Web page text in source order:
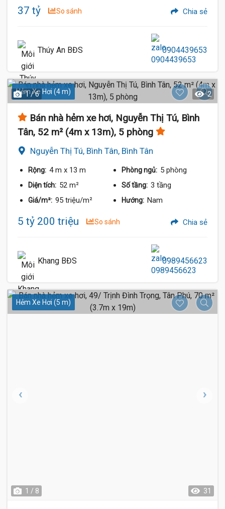
37 tỷ So sánh Chia sẻ
Thúy An BĐS 0904439653
Hẻm Xe Hơi (4 m)
1 / 6 2
Bán nhà hẻm xe hơi, Nguyễn Thị Tú, Bình
Tân, 52 m² (4m x 13m), 5 phòng
Nguyễn Thị Tú, Bình Tân, Bình Tân
Rộng: 4 m x 13 m Phòng ngủ: 5 phòng
Diện tích: 52 m² Số tầng: 3 tầng
Giá/m²: 95 triệu/m² Hướng: Nam
5 tỷ 200 triệu So sánh Chia sẻ
Khang BĐS 0989456623
Hẻm Xe Hơi (5 m)
1 / 8 31